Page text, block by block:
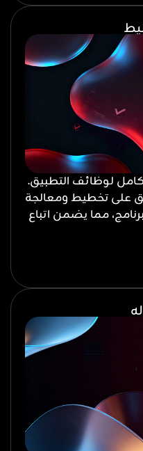
لوظائف التطبيق.
على تخطيط ومعالجة
مما يضمن اتباع